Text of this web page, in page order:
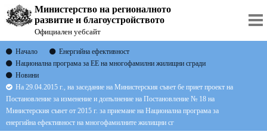
Министерство на регионалното
развитие и благоустройството
Официален уебсайт
Начало
Енергийна ефективност
Национална програма за ЕЕ на многофамилни жилищни сгради
Новини
На 29.04.2015 г., на заседание на Министерския съвет бе приет проект на
Постановление за изменение и допълнение на Постановление № 18 на
Министерския съвет от 2015 г. за приемане на Национална програма за
енергийна ефективност на многофамилните жилищни сг